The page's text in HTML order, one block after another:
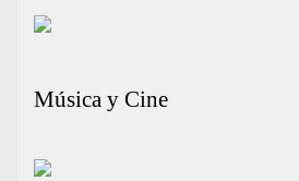
Música y Cine